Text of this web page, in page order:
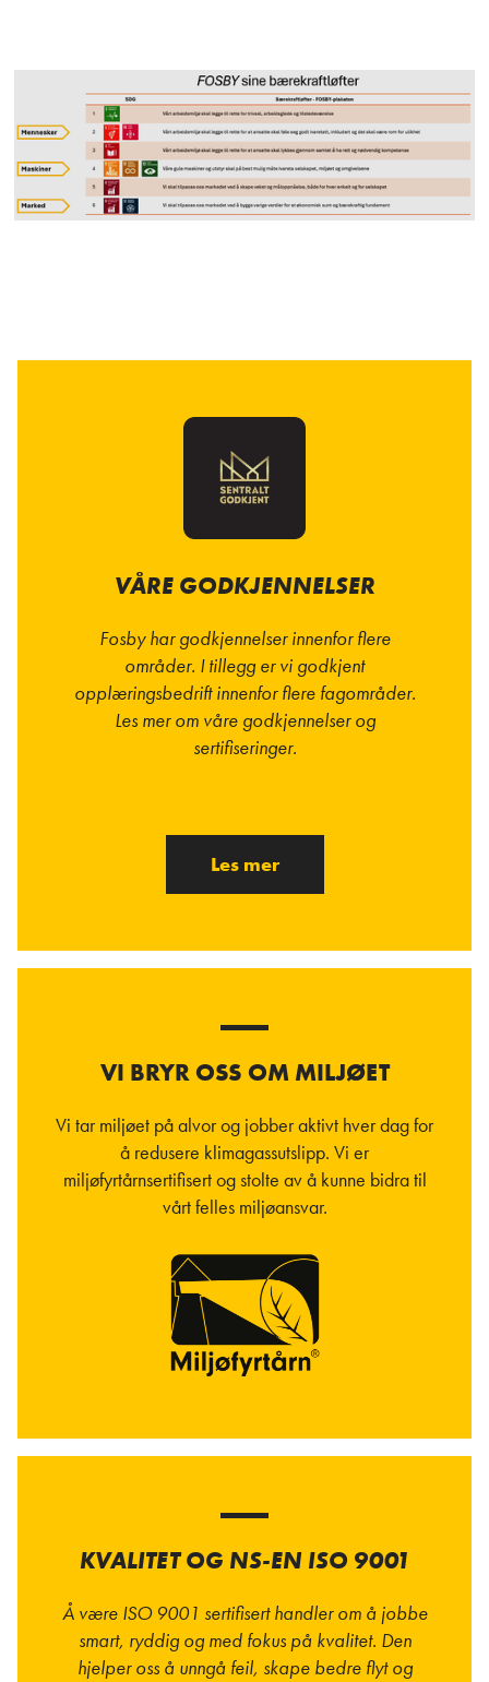
VÅRE GODKJENNELSER
Fosby har godkjennelser innenfor flere
områder. I tillegg er vi godkjent
opplæringsbedrift innenfor flere fagområder.
Les mer om våre godkjennelser og
sertifiseringer.
Les mer
VI BRYR OSS OM MILJØET
Vi tar miljøet på alvor og jobber aktivt hver dag for
å redusere klimagassutslipp. Vi er
miljøfyrtårnsertifisert og stolte av å kunne bidra til
vårt felles miljøansvar.
KVALITET OG NS-EN ISO 9001
Å være ISO 9001 sertifisert handler om å jobbe
smart, ryddig og med fokus på kvalitet. Den
hjelper oss å unngå feil, skape bedre flyt og